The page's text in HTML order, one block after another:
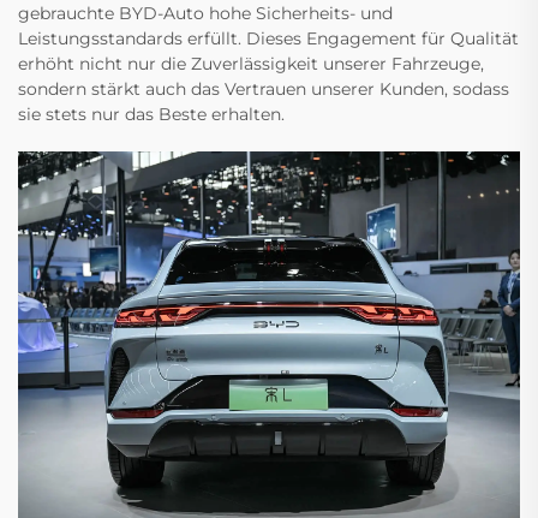
gebrauchte BYD-Auto hohe Sicherheits- und
Leistungsstandards erfüllt. Dieses Engagement für Qualität
erhöht nicht nur die Zuverlässigkeit unserer Fahrzeuge,
sondern stärkt auch das Vertrauen unserer Kunden, sodass
sie stets nur das Beste erhalten.